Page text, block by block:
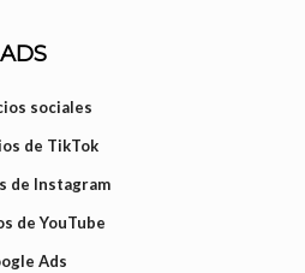
ADS
sociales
de TikTok
de Instagram
de YouTube
Ads